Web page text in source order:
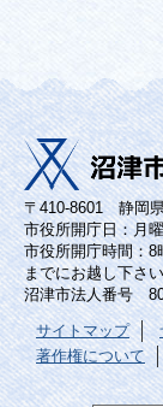
〒410-8601 静岡
市役所開庁日：月
市役所開庁時間：8
までにお越し下さ
沼津市法人番号
サイトマップ
著作権について